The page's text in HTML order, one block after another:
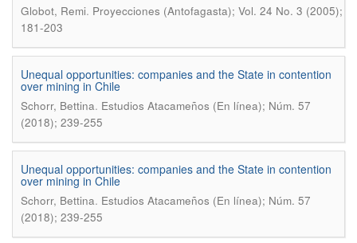
Globot, Remi. Proyecciones (Antofagasta); Vol. 24 No. 3 (2005);
181-203
Unequal opportunities: companies and the State in contention
over mining in Chile
Schorr, Bettina. Estudios Atacameños (En línea); Núm. 57
(2018); 239-255
Unequal opportunities: companies and the State in contention
over mining in Chile
Schorr, Bettina. Estudios Atacameños (En línea); Núm. 57
(2018); 239-255